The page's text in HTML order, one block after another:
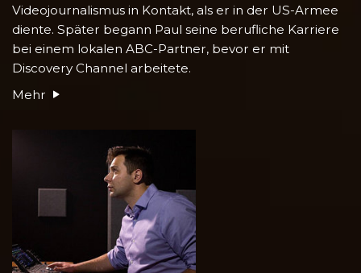
Videojournalismus in Kontakt, als er in der US-Armee
diente. Später begann Paul seine berufliche Karriere
bei einem lokalen ABC-Partner, bevor er mit
Discovery Channel arbeitete.
Mehr